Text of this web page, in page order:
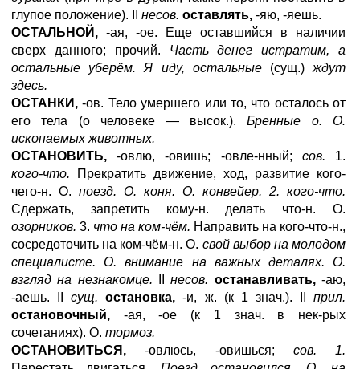
глупое положение). II несов. оставлять, -яю, -яешь.
ОСТАЛЬНОЙ, -ая, -ое. Еще оставшийся в наличии
сверх данного; прочий. Часть денег истратим, а
остальные уберём. Я иду, остальные(сущ.)ждут
здесь.
ОСТАНКИ, -ов. Тело умершего или то, что осталось от
его тела (о человеке — высок.).Бренные о. О.
ископаемых животных.
ОСТАНОВИТЬ, -овлю, -овишь; -овле-нный; сов. 1.
кого-что. Прекратить движение, ход, развитие кого-
чего-н. О. поезд. О. коня. О. конвейер. 2. кого-что.
Сдержать, запретить кому-н. делать что-н. О.
озорников. 3. что на ком-чём. Направить на кого-что-н.,
сосредоточить на ком-чём-н. О. свой выбор на молодом
специалисте. О. внимание на важных деталях. О.
взгляд на незнакомце. IIнесов. останавливать,-аю,
-аешь. IIсущ. остановка, -и, ж. (к 1 знач.). IIприл.
остановочный, -ая, -ое (к 1 знач. в нек-рых
сочетаниях). О. тормоз.
ОСТАНОВИТЬСЯ, -овлюсь, -овишься; сов. 1.